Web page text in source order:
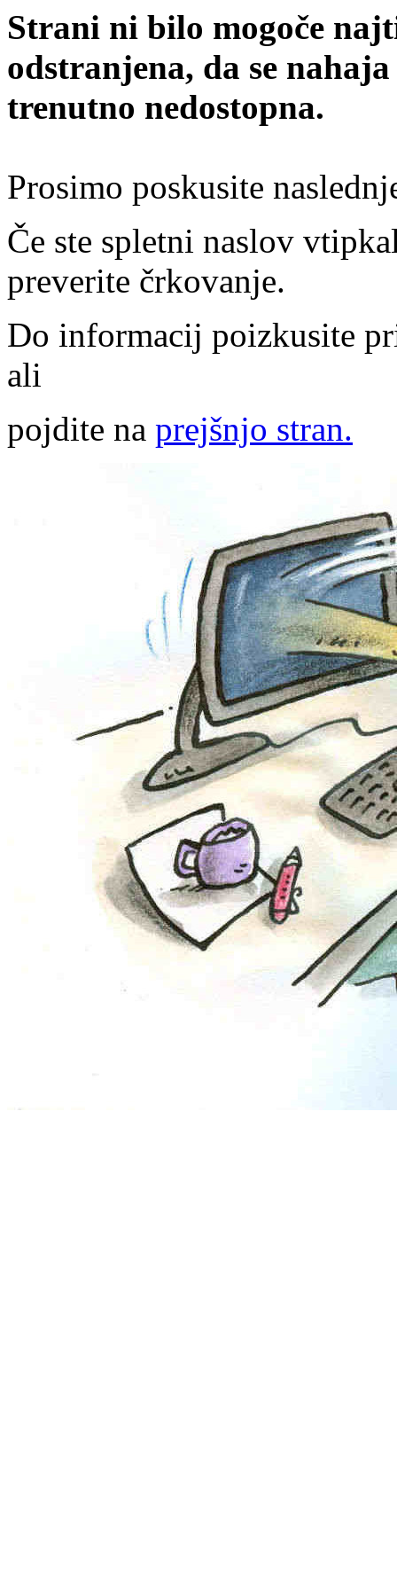
Strani ni bilo mogoče
odstranjena, da se
trenutno nedostopna.
Prosimo poskusite
Če ste spletni naslov
preverite črkovanje.
Do informacij poizkusite
ali
pojdite na prejšnjo stran.